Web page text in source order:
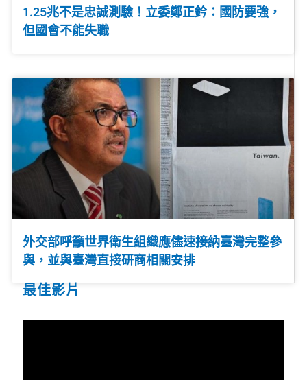
1.25兆不是忠誠測驗！立委鄭正鈐：國防要強，
但國會不能失職
外交部呼籲世界衛生組織應儘速接納臺灣完整參
與，並與臺灣直接研商相關安排
最佳影片